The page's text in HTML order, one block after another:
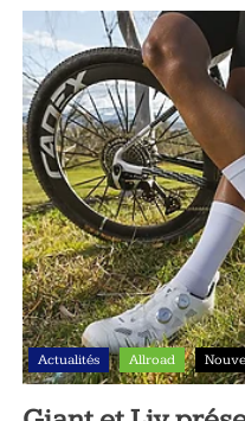
Actualités Allroad